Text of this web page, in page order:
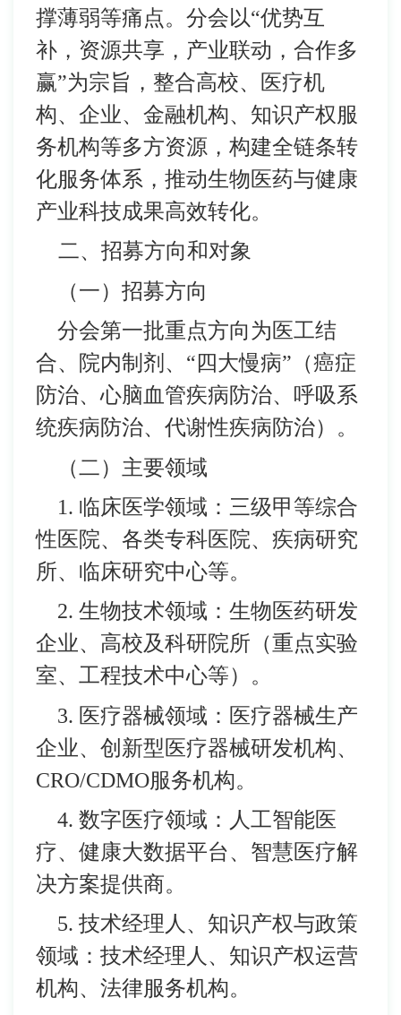
撑薄弱等痛点。分会以“优势互
补，资源共享，产业联动，合作多
赢”为宗旨，整合高校、医疗机
构、企业、金融机构、知识产权服
务机构等多方资源，构建全链条转
化服务体系，推动生物医药与健康
产业科技成果高效转化。
二、招募方向和对象
（一）招募方向
分会第一批重点方向为医工结
合、院内制剂、“四大慢病”（癌症
防治、心脑血管疾病防治、呼吸系
统疾病防治、代谢性疾病防治）。
（二）主要领域
1. 临床医学领域：三级甲等综合
性医院、各类专科医院、疾病研究
所、临床研究中心等。
2. 生物技术领域：生物医药研发
企业、高校及科研院所（重点实验
室、工程技术中心等）。
3. 医疗器械领域：医疗器械生产
企业、创新型医疗器械研发机构、
CRO/CDMO服务机构。
4. 数字医疗领域：人工智能医
疗、健康大数据平台、智慧医疗解
决方案提供商。
5. 技术经理人、知识产权与政策
领域：技术经理人、知识产权运营
机构、法律服务机构。